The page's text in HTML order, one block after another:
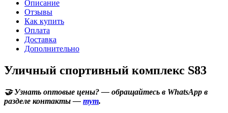
Описание
Отзывы
Как купить
Оплата
Доставка
Дополнительно
Уличный спортивный комплекс S83
🤝 Узнать оптовые цены? — обращайтесь в WhatsApp в
разделе контакты — тут.